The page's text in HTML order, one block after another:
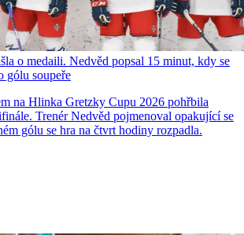
o medaili. Nedvěd popsal 15 minut, kdy se
gólu soupeře
na Hlinka Gretzky Cupu 2026 pohřbila
Trenér Nedvěd pojmenoval opakující se
gólu se hra na čtvrt hodiny rozpadla.